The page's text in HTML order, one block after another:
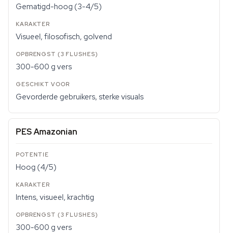
Gematigd-hoog (3-4/5)
Visueel, filosofisch, golvend
300-600 g vers
Gevorderde gebruikers, sterke visuals
PES Amazonian
Hoog (4/5)
Intens, visueel, krachtig
300-600 g vers